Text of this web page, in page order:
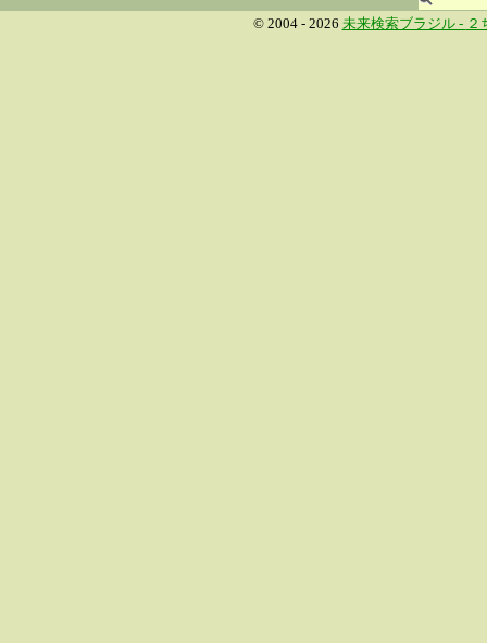
© 2004 - 2026 未来検索ブラジル - ２